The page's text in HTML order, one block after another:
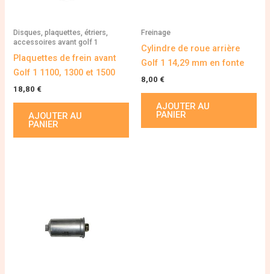
Disques, plaquettes, étriers,
accessoires avant golf 1
Plaquettes de frein avant
Golf 1 1100, 1300 et 1500
18,80 €
AJOUTER AU
PANIER
Freinage
Cylindre de roue arrière
Golf 1 14,29 mm en fonte
8,00 €
AJOUTER AU
PANIER